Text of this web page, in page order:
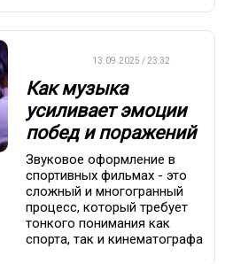
13.09.2025 / 23:32
Как музыка
усиливает эмоции
побед и поражений
Звуковое оформление в
спортивных фильмах - это
сложный и многогранный
процесс, который требует
тонкого понимания как
спорта, так и кинематографа